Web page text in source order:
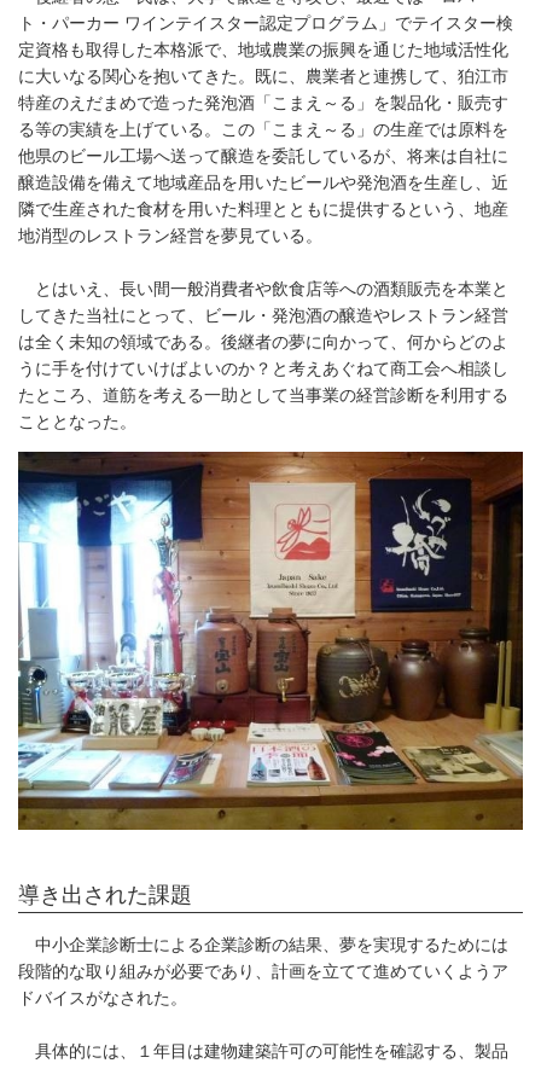
ト・パーカー ワインテイスター認定プログラム」でテイスター検
定資格も取得した本格派で、地域農業の振興を通じた地域活性化
に大いなる関心を抱いてきた。既に、農業者と連携して、狛江市
特産のえだまめで造った発泡酒「こまえ～る」を製品化・販売す
る等の実績を上げている。この「こまえ～る」の生産では原料を
他県のビール工場へ送って醸造を委託しているが、将来は自社に
醸造設備を備えて地域産品を用いたビールや発泡酒を生産し、近
隣で生産された食材を用いた料理とともに提供するという、地産
地消型のレストラン経営を夢見ている。
とはいえ、長い間一般消費者や飲食店等への酒類販売を本業と
してきた当社にとって、ビール・発泡酒の醸造やレストラン経営
は全く未知の領域である。後継者の夢に向かって、何からどのよ
うに手を付けていけばよいのか？と考えあぐねて商工会へ相談し
たところ、道筋を考える一助として当事業の経営診断を利用する
こととなった。
導き出された課題
中小企業診断士による企業診断の結果、夢を実現するためには
段階的な取り組みが必要であり、計画を立てて進めていくようア
ドバイスがなされた。
具体的には、１年目は建物建築許可の可能性を確認する、製品